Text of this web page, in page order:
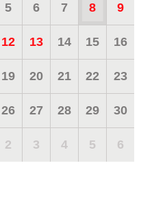
5 6 7 8 9
12 13 14 15 16
19 20 21 22 23
26 27 28 29 30
2 3 4 5 6